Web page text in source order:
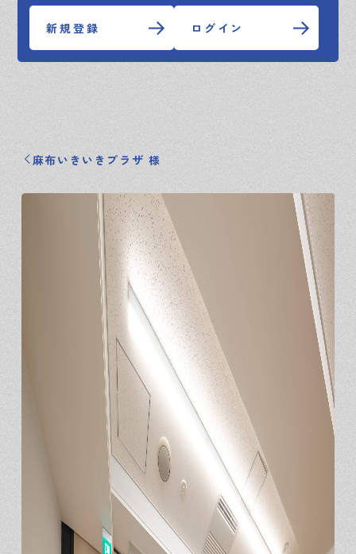
新規登録 ログイン
麻布いきいきプラザ 様